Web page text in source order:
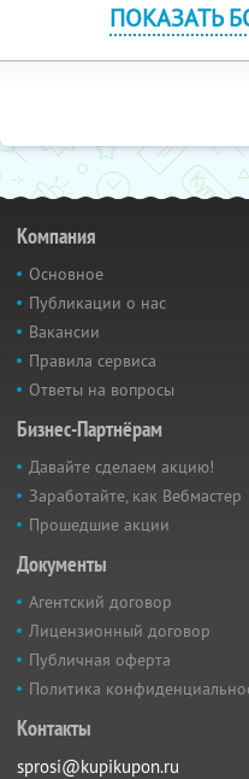
ПОКАЗАТЬ
Компания
Основное
Публикации о нас
Вакансии
Правила сервиса
Ответы на вопросы
Бизнес-Партнёрам
Давайте сделаем акцию!
Заработайте, как Вебмастер
Прошедшие акции
Документы
Агентский договор
Лицензионный договор
Публичная оферта
Политика
Контакты
sprosi@kupikupon.ru